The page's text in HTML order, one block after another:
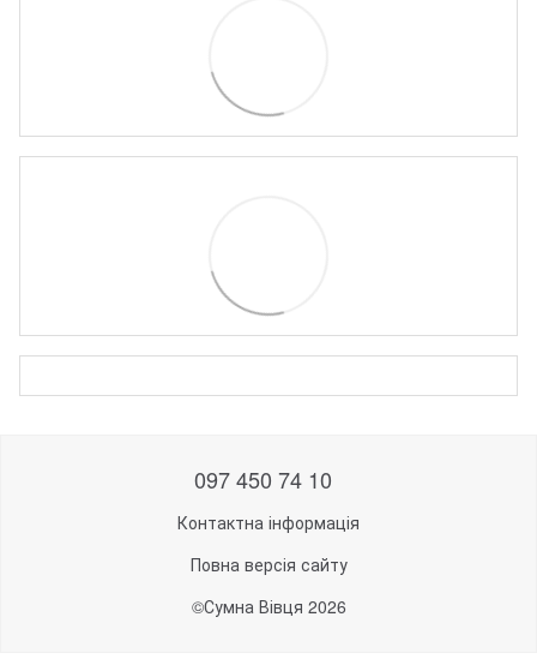
097 450 74 10
Контактна інформація
Повна версія сайту
©Сумна Вівця 2026